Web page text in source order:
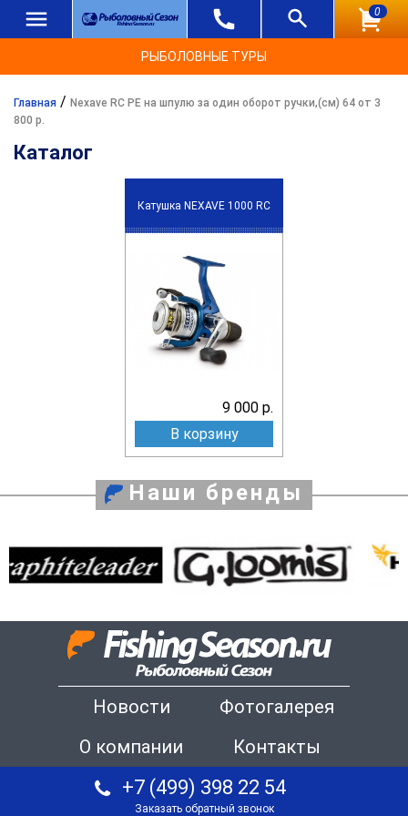
0
РЫБОЛОВНЫЕ ТУРЫ
Главная / Nexave RC PE на шпулю за один оборот ручки,(см) 64 от 3
800 р.
Каталог
Катушка NEXAVE 1000 RC
9 000 р.
В корзину
Наши бренды
Новости
Фотогалерея
О компании
Контакты
+7 (499) 398 22 54
Заказать обратный звонок